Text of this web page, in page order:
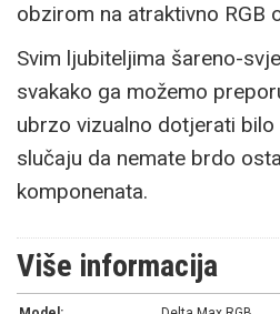
obzirom na atraktivno RGB
Svim ljubiteljima šareno-
svakako ga možemo
ubrzo vizualno dotjerati bilo
slučaju da nemate brdo
komponenata.
Više informacija